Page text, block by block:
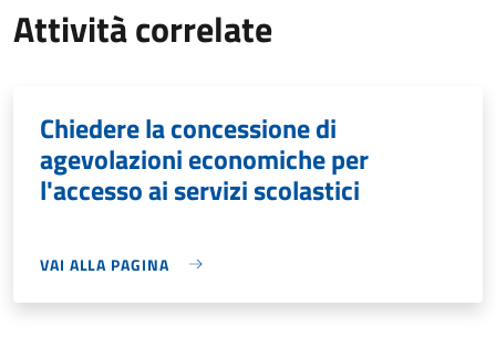
Attività correlate
Chiedere la concessione di
agevolazioni economiche per
l'accesso ai servizi scolastici
VAI ALLA PAGINA